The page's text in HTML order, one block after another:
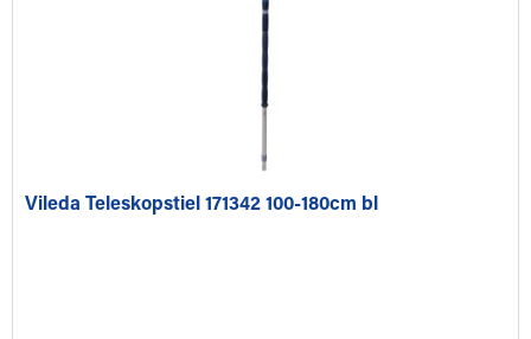
Vileda Teleskopstiel 171342 100-180cm bl